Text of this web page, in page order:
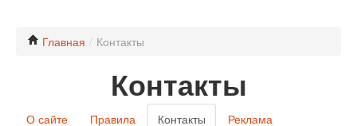
Конкурсы
Хочу обсуждения
Главная / Контакты
Контакты
О сайте Правила Контакты Реклама